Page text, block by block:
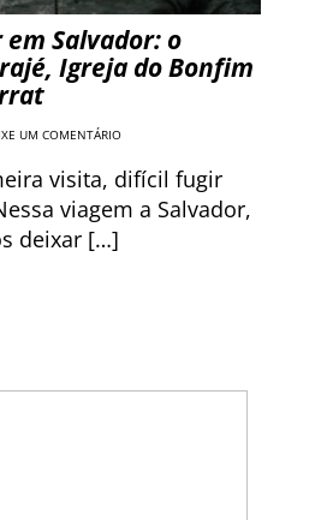
Salvador: o
Igreja do Bonfim
UM COMENTÁRIO
visita, difícil fugir
viagem a Salvador,
deixar […]